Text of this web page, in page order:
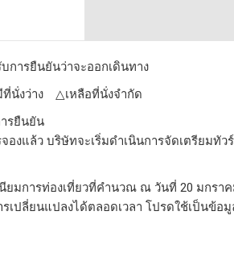
การยืนยันว่าจะออกเดินทาง
นั่งว่าง △เหลือที่นั่งจำกัด
รยืนยัน
องแล้ว บริษัทจะเริ่มดำเนินการจัดเตรียมทั
ยมการท่องเที่ยวที่คำนวณ ณ วันที่ 20 มกราค
เปลี่ยนแปลงได้ตลอดเวลา โปรดใช้เป็นข้